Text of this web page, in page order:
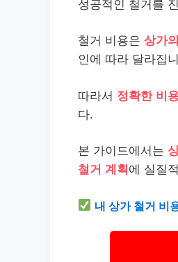
성공적인 철거를
철거 비용은 상가
인에 따라 달라집
따라서 정확한 비
다.
본 가이드에서는
철거 계획 에 실질
내 상가 철거 비